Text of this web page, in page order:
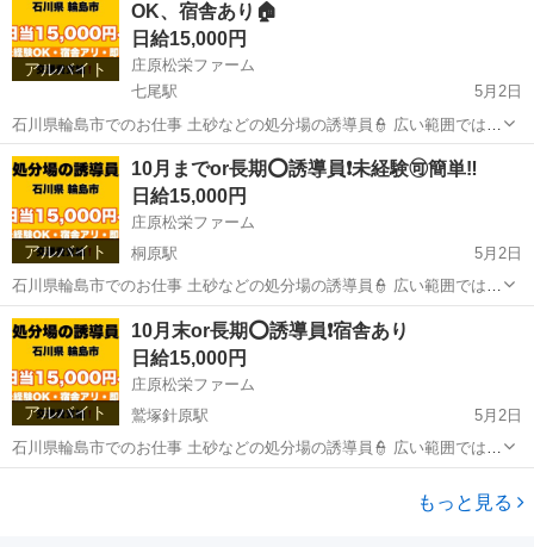
は車or事務所で待機😏 ...
アルバイト
OK、宿舎あり🏠
日給15,000円
庄原松栄ファーム
七尾駅
5月2日
石川県輪島市でのお仕事 土砂などの処分場の誘導員👮 広い範囲ではな
く小さな捨て場です 入口から入ってきたダンプトラック🛻から 伝票
を預かり、捨てる場所へ誘導するだけ‼️ トラックが入ってこない時間
は車or事務所で待機😏 ...
石川 七尾市 七尾駅 建築 トラック
アルバイト
10月までor長期⭕️誘導員❗️未経験🉑簡単‼️
日給15,000円
庄原松栄ファーム
桐原駅
5月2日
石川県輪島市でのお仕事 土砂などの処分場の誘導員👮 広い範囲ではな
く小さな捨て場です 入口から入ってきたダンプトラック🛻から 伝票
を預かり、捨てる場所へ誘導するだけ‼️ トラックが入ってこない時間
は車or事務所で待機😏 ...
長野 長野市 桐原駅 建築 トラック
アルバイト
10月末or長期⭕️誘導員❗️宿舎あり
日給15,000円
庄原松栄ファーム
鷲塚針原駅
5月2日
石川県輪島市でのお仕事 土砂などの処分場の誘導員👮 広い範囲ではな
く小さな捨て場です 入口から入ってきたダンプトラック🛻から 伝票
を預かり、捨てる場所へ誘導するだけ‼️ トラックが入ってこない時間
もっと見る